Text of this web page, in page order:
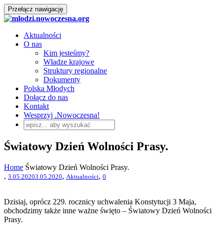
Przełącz nawigację
Aktualności
O nas
Kim jesteśmy?
Władze krajowe
Struktury regionalne
Dokumenty
Polska Młodych
Dołącz do nas
Kontakt
Wesprzyj .Nowoczesna!
Światowy Dzień Wolności Prasy.
Home Światowy Dzień Wolności Prasy.
, 3.05.20203.05.2020, Aktualności, 0
Dzisiaj, oprócz 229. rocznicy uchwalenia Konstytucji 3 Maja,
obchodzimy także inne ważne święto – Światowy Dzień Wolności
Prasy.